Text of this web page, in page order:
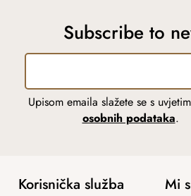
Subscribe to
Upisom emaila slažete se s
osobnih podataka.
Korisnička služba Mi